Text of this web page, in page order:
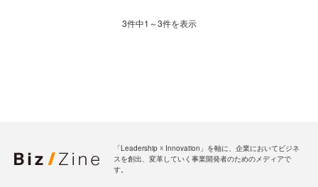
3件中1～3件を表示
「Leadership ☓ Innovation」を軸に、企業においてビジネ
スを創出、変革していく事業開発者のためのメディアで
す。